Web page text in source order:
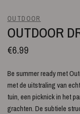
OUTDOOR
OUTDOOR
€6.99
Be summer ready met
met de uitstraling van
tuin, een picknick in het
grachten. De subtiele